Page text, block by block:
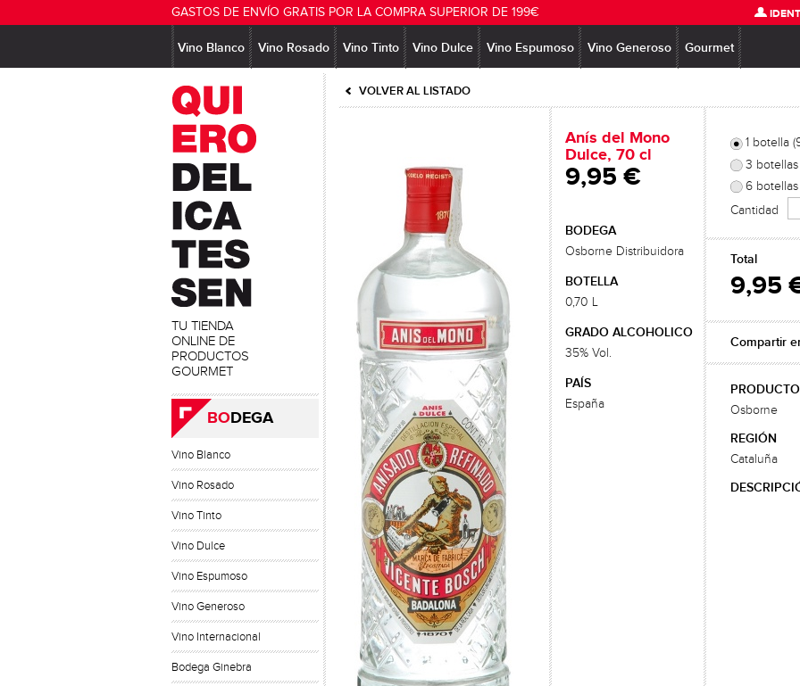
GASTOS DE ENVÍO GRATIS POR LA COMPRA SUPERIOR DE 199€
Vino Blanco Vino Rosado Vino Tinto Vino Dulce Vino Espumoso Vino Generoso Gourmet
TU TIENDA
ONLINE DE
PRODUCTOS
GOURMET
BODEGA
Vino Blanco
Vino Rosado
Vino Tinto
Vino Dulce
Vino Espumoso
Vino Generoso
Vino Internacional
Bodega Ginebra
VOLVER AL LISTADO
Anís del Mono
Dulce, 70 cl
9,95 €
BODEGA
Osborne Distribuidora
BOTELLA
0,70 L
GRADO ALCOHOLICO
35% Vol.
PAÍS
España
1 botella
3
6
Cantidad
Total
9,95
Compartir
Osborne
REGIÓN
Cataluña